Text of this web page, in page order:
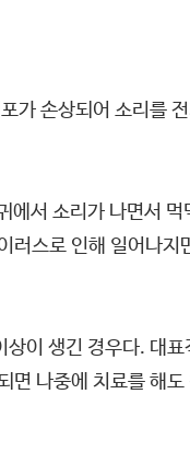
가 손상되어 소리를
서 소리가 나면서 먹
스로 인해 일어나지
이 생긴 경우다. 대표
나중에 치료를 해도